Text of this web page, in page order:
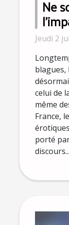
Ne
sex-
Jeudi 2
blagues,
celui de
même
France,
porté
discours...